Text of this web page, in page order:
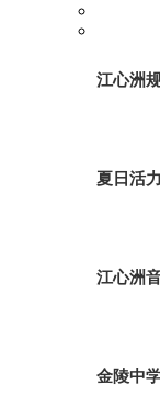
江心洲
夏日活
江心洲
金陵中